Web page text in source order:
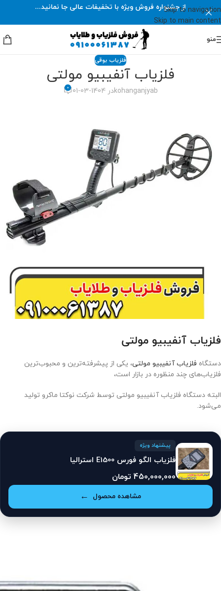
Skip to navigation
Skip to main content
از جشنواره فروش ویژه با تخفیفات عالی جا نمانید...
منو
فلزیاب بوقی
فلزیاب آنفیبیو مولتی
kohanganjyabدر 1404-03-01 0
فلزیاب آنفیبیو مولتی
دستگاه فلزیاب آنفیبیو مولتی، یکی از پیشرفته‌ترین و محبوب‌ترین
فلزیاب‌های چند منظوره در بازار است،
البته دستگاه فلزیاب آنفیبیو مولتی توسط شرکت نوکتا ماکرو تولید
می‌شود.
پیشنهاد ویژه
فلزیاب الگو فورس E1500 استرالیا
450,000,000 تومان
مشاهده محصول